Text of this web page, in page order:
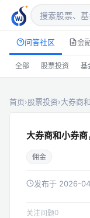
问答社区 金
全部 股票投资 基
首页›股票投资›大券商
大券商和小券商
佣金
发布于 2026-
关注问题0